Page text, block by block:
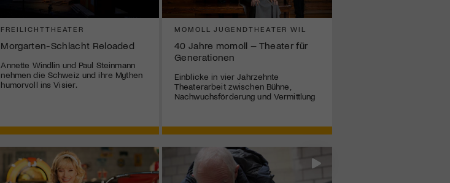
FREILICHTTHEATER
Morgarten-Schlacht Reloaded
Annette Windlin und Paul Steinmann
nehmen die Schweiz und ihre Mythen
humorvoll ins Visier.
MOMOLL JUGENDTHEATER WIL
40 Jahre momoll – Theater für
Generationen
Einblicke in vier Jahrzehnte
Theaterarbeit zwischen Bühne,
Nachwuchsförderung und Vermittlung